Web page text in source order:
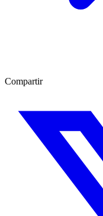
Compartir